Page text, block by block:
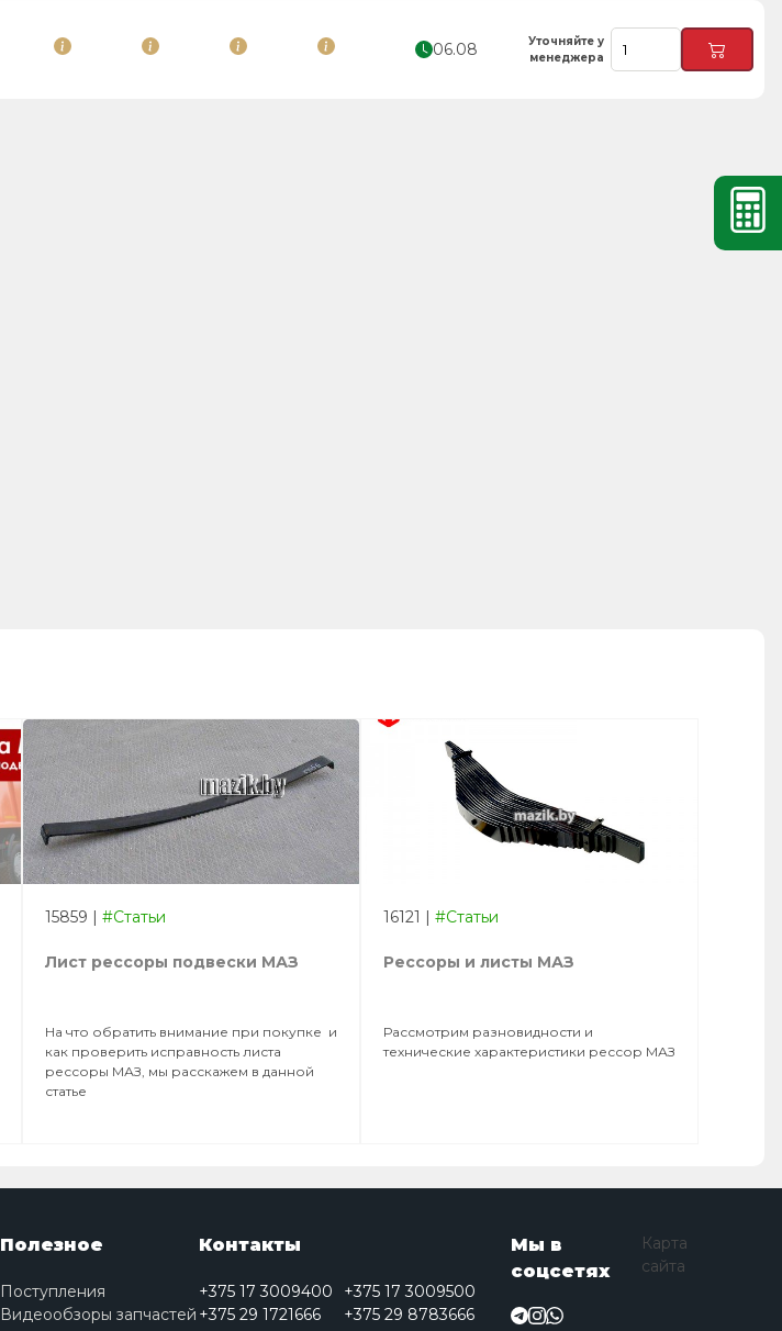
06.08
Уточняйте у
менеджера
15859 | #Статьи
Лист рессоры подвески МАЗ
На что обратить внимание при покупке и
как проверить исправность листа
рессоры МАЗ, мы расскажем в данной
статье
16121 | #Статьи
Рессоры и листы МАЗ
Рассмотрим разновидности и
технические характеристики рессор МАЗ
Полезное
Поступления
Видеообзоры запчастей
Контакты
+375 17 3009400
+375 17 3009500
+375 29 1721666
+375 29 8783666
Мы в
соцсетях
Карта
сайта